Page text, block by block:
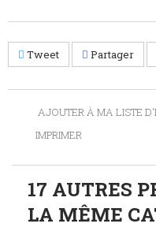
Tweet Partager
AJOUTER À MA LISTE
IMPRIMER
17 AUTRES
LA MÊME